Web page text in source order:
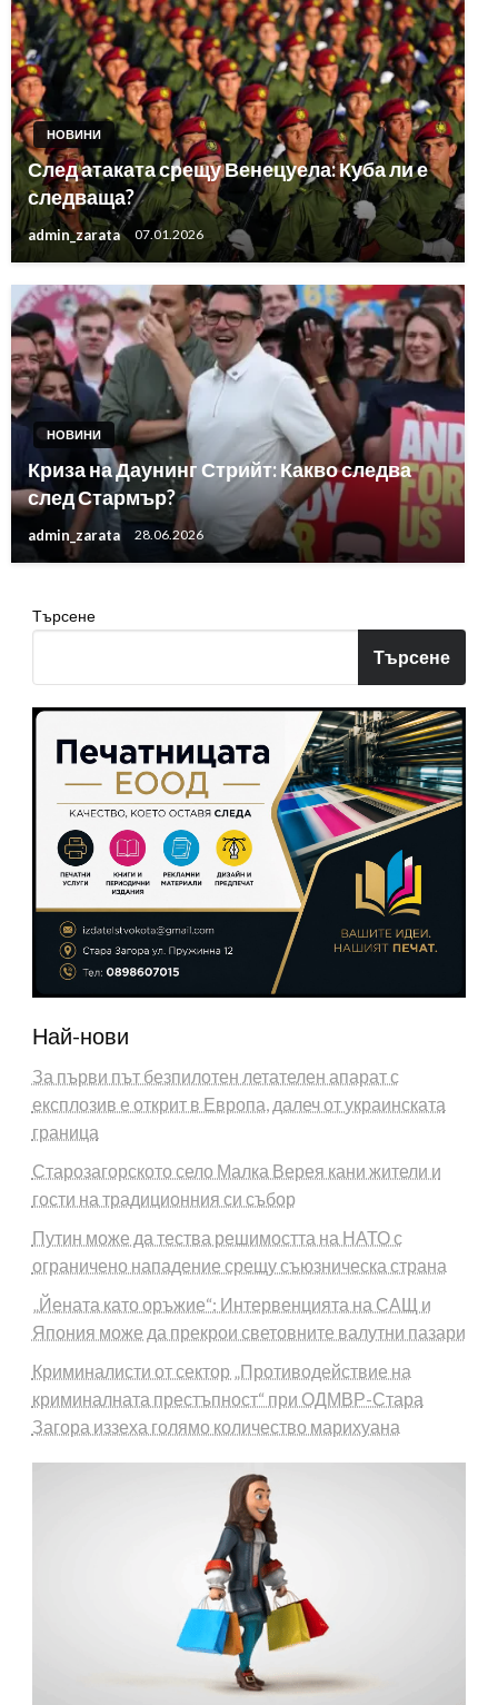
НОВИНИ
След атаката срещу Венецуела: Куба ли е
следваща?
admin_zarata 07.01.2026
НОВИНИ
Криза на Даунинг Стрийт: Какво следва
след Стармър?
admin_zarata 28.06.2026
Търсене
Търсене
Най-нови
За първи път безпилотен летателен апарат с
експлозив е открит в Европа, далеч от украинската
граница
Старозагорското село Малка Верея кани жители и
гости на традиционния си събор
Путин може да тества решимостта на НАТО с
ограничено нападение срещу съюзническа страна
„Йената като оръжие“: Интервенцията на САЩ и
Япония може да прекрои световните валутни пазари
Криминалисти от сектор „Противодействие на
криминалната престъпност“ при ОДМВР-Стара
Загора иззеха голямо количество марихуана